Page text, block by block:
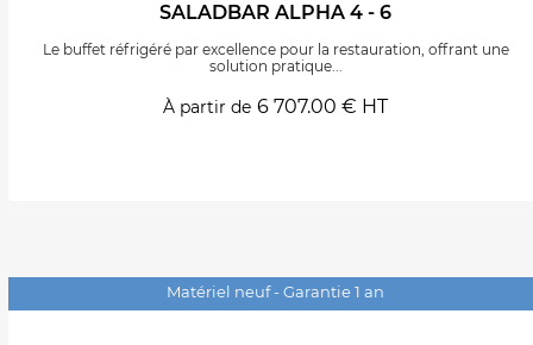
SALADBAR ALPHA 4 - 6
Le buffet réfrigéré par excellence pour la restauration, offrant une
solution pratique...
À partir de 6 707.00 € HT
Matériel neuf - Garantie 1 an